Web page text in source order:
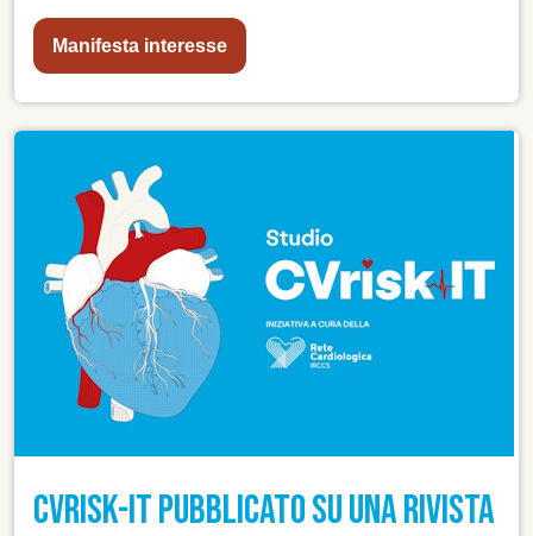
Manifesta interesse
CVRISK-IT PUBBLICATO SU UNA RIVISTA